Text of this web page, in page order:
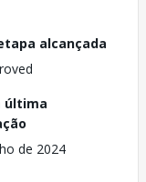
alcançada
última
de 2024